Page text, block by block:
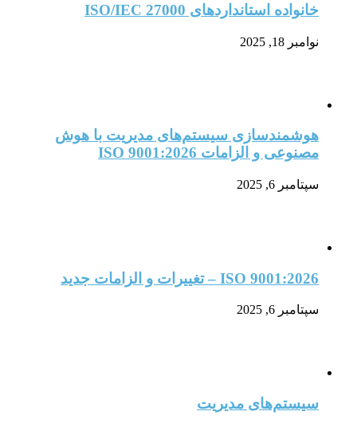
خانواده استانداردهای ISO/IEC 27000
نوامبر 18, 2025
هوشمندسازی سیستم‌های مدیریت با هوش
مصنوعی و الزامات ISO 9001:2026
سپتامبر 6, 2025
ISO 9001:2026 – تغییرات و الزامات جدید
سپتامبر 6, 2025
سیستم‌های مدیریت